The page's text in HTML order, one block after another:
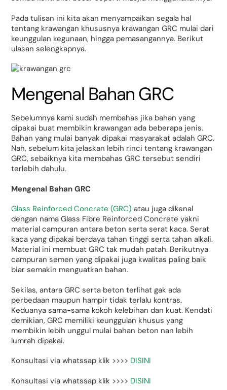
Pada tulisan ini kita akan menyampaikan segala hal
tentang krawangan khususnya krawangan GRC mulai dari
keunggulan kegunaan, hingga pemasangannya. Berikut
ulasan selengkapnya.
Mengenal Bahan GRC
Sebelumnya kami sudah membahas jika bahan yang
dipakai buat membikin krawangan ada beberapa jenis.
Bahan yang mulai banyak dipakai masyarakat adalah GRC.
Nah, sebelum kita jelaskan lebih rinci tentang krawangan
GRC, sebaiknya kita membahas GRC tersebut sendiri
terlebih dahulu.
Mengenal Bahan GRC
Glass Reinforced Concrete (GRC)atau juga dikenal
dengan nama Glass Fibre Reinforced Concrete yakni
material campuran antara beton serta serat kaca. Serat
kaca yang dipakai berdaya tahan tinggi serta tahan alkali.
Material ini membuat GRC tak mudah patah. Berikutnya
campuran semen yang dipakai juga kwalitas paling baik
biar semakin menguatkan bahan.
Sekilas, antara GRC serta beton terlihat gak ada
perbedaan maupun hampir tidak terlalu kontras.
Keduanya sama-sama kokoh kelebihan dan kuat. Kendati
demikian, GRC memiliki keunggulan khusus yang
membikin lebih unggul mulai bahan beton nan lebih
lumrah dipakai.
Konsultasi via whatssap klik >>>> DISINI
Konsultasi via whatssap klik >>>> DISINI